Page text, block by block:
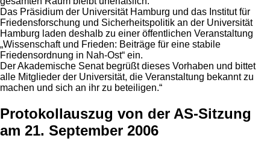
Das Präsidium der Universität Hamburg und das Institut für
Friedensforschung und Sicherheitspolitik an der Universität
Hamburg laden deshalb zu einer öffentlichen Veranstaltung
„Wissenschaft und Frieden: Beiträge für eine stabile
Friedensordnung in Nah-Ost“ ein.
Der Akademische Senat begrüßt dieses Vorhaben und bittet
alle Mitglieder der Universität, die Veranstaltung bekannt zu
machen und sich an ihr zu beteiligen.“
Protokollauszug von der AS-Sitzung
am 21. September 2006